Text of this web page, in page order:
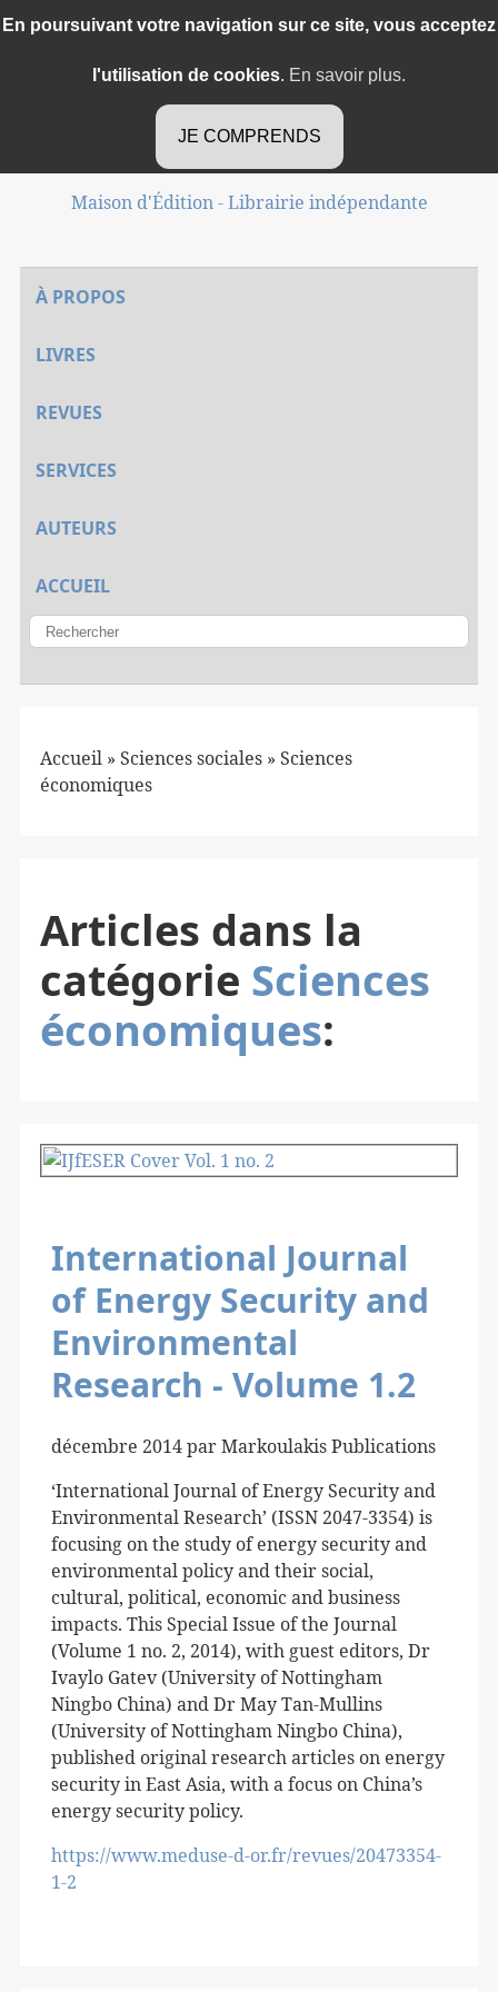
En poursuivant votre navigation sur ce site, vous acceptez
l'utilisation de cookies. En savoir plus.
JE COMPRENDS
Méduse d'Or
Maison d'Édition - Librairie indépendante
À PROPOS
LIVRES
REVUES
SERVICES
AUTEURS
ACCUEIL
Accueil » Sciences sociales » Sciences
économiques
Articles dans la
catégorie Sciences
économiques:
International Journal
of Energy Security and
Environmental
Research - Volume 1.2
décembre 2014 par Markoulakis Publications
‘International Journal of Energy Security and
Environmental Research’ (ISSN 2047-3354) is
focusing on the study of energy security and
environmental policy and their social,
cultural, political, economic and business
impacts. This Special Issue of the Journal
(Volume 1 no. 2, 2014), with guest editors, Dr
Ivaylo Gatev (University of Nottingham
Ningbo China) and Dr May Tan-Mullins
(University of Nottingham Ningbo China),
published original research articles on energy
security in East Asia, with a focus on China’s
energy security policy.
https://www.meduse-d-or.fr/revues/20473354-
1-2